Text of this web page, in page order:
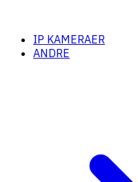
IP KAMERAER
ANDRE